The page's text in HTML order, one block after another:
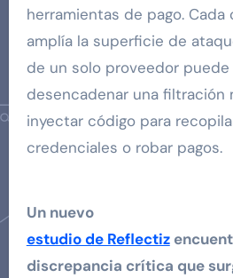
herramientas de pago. Cada
amplía la superficie de
de un solo proveedor puede
desencadenar una filtración
inyectar código para
credenciales o robar pagos.
Un nuevo
estudio de Reflectiz
discrepancia crítica que